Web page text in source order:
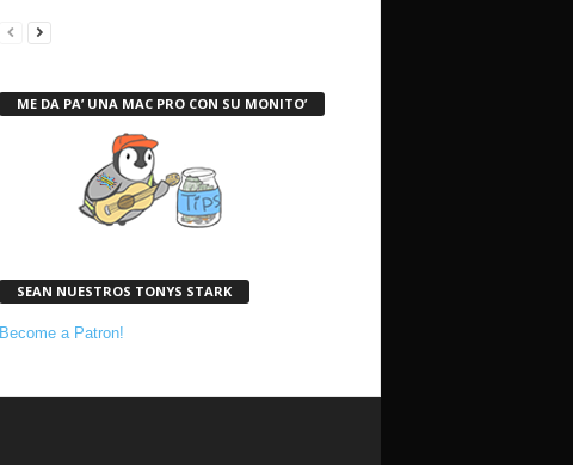
ME DA PA’ UNA MAC PRO CON SU MONITO’
SEAN NUESTROS TONYS STARK
Become a Patron!